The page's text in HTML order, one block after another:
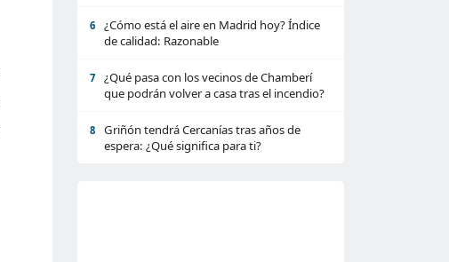
6
¿Cómo está el aire en Madrid hoy? Índice
de calidad: Razonable
7
¿Qué pasa con los vecinos de Chamberí
que podrán volver a casa tras el incendio?
8
Griñón tendrá Cercanías tras años de
espera: ¿Qué significa para ti?